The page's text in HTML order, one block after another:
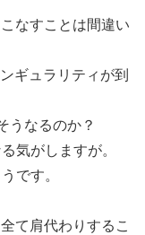
なすことは間違い
ギュラリティが到
うなるのか？
気がしますが。
です。
て肩代わりするこ